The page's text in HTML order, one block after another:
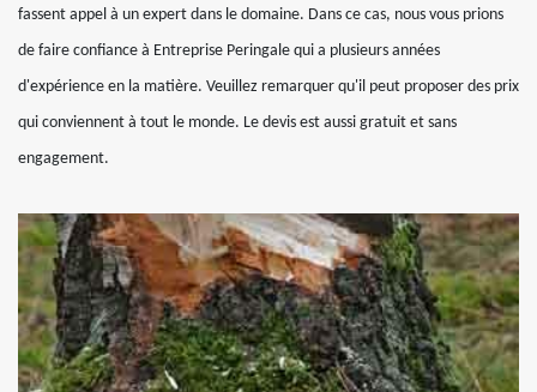
fassent appel à un expert dans le domaine. Dans ce cas, nous vous prions
de faire confiance à Entreprise Peringale qui a plusieurs années
d'expérience en la matière. Veuillez remarquer qu'il peut proposer des prix
qui conviennent à tout le monde. Le devis est aussi gratuit et sans
engagement.